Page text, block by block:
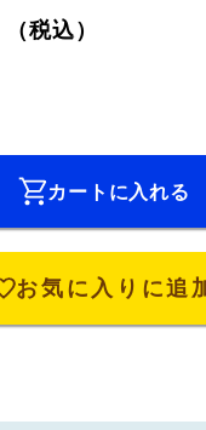
（税込）
カートに入れる
お気に入りに追